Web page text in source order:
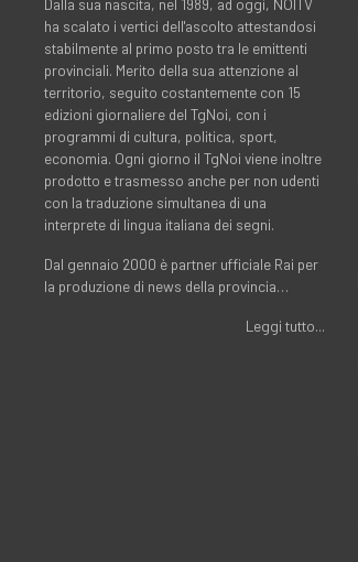
Dalla sua nascita, nel 1989, ad oggi, NOITV
ha scalato i vertici dell'ascolto attestandosi
stabilmente al primo posto tra le emittenti
provinciali. Merito della sua attenzione al
territorio, seguito costantemente con 15
edizioni giornaliere del TgNoi, con i
programmi di cultura, politica, sport,
economia. Ogni giorno il TgNoi viene inoltre
prodotto e trasmesso anche per non udenti
con la traduzione simultanea di una
interprete di lingua italiana dei segni.
Dal gennaio 2000 è partner ufficiale Rai per
la produzione di news della provincia…
Leggi tutto...